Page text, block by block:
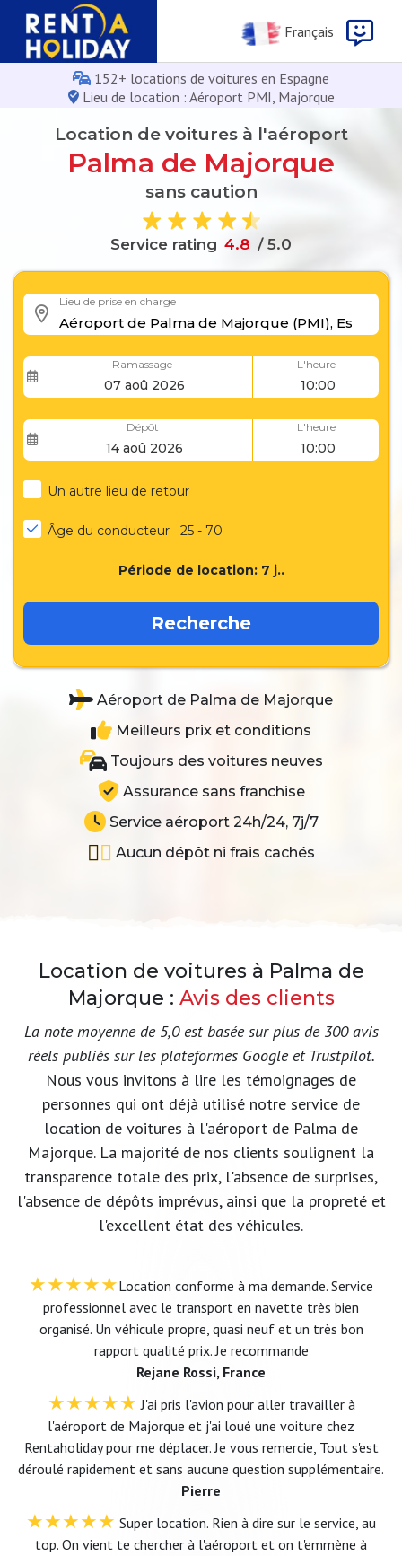
Français
152+ locations de voitures en Espagne
Lieu de location : Aéroport PMI, Majorque
Location de voitures à l'aéroport
Palma de Majorque
sans caution
Service rating 4 8
4. 8 / 5.0
Lieu de prise en charge
Ramassage L'heure
Dépôt L'heure
Un autre lieu de retour
Âge du conducteur 25 - 70
Période de location: 7 j..
Recherche
Aéroport de Palma de Majorque
Meilleurs prix et conditions
Toujours des voitures neuves
Assurance sans franchise
Service aéroport 24h/24, 7j/7
Aucun dépôt ni frais cachés
Location de voitures à Palma de
Majorque : Avis des clients
La note moyenne de 5,0 est basée sur plus de 300 avis
réels publiés sur les plateformes Google et Trustpilot.
Nous vous invitons à lire les témoignages de
personnes qui ont déjà utilisé notre service de
location de voitures à l'aéroport de Palma de
Majorque. La majorité de nos clients soulignent la
transparence totale des prix, l'absence de surprises,
l'absence de dépôts imprévus, ainsi que la propreté et
l'excellent état des véhicules.
★★★★★Location conforme à ma demande. Service
professionnel avec le transport en navette très bien
organisé. Un véhicule propre, quasi neuf et un très bon
rapport qualité prix. Je recommande
Rejane Rossi, France
★★★★★ J'ai pris l'avion pour aller travailler à
l'aéroport de Majorque et j'ai loué une voiture chez
Rentaholiday pour me déplacer. Je vous remercie, Tout s'est
déroulé rapidement et sans aucune question supplémentaire.
Pierre
★★★★★ Super location. Rien à dire sur le service, au
top. On vient te chercher à l'aéroport et on t'emmène à